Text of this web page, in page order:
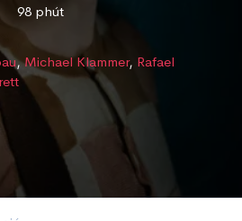
98 phút
,Michael Klammer, Rafael